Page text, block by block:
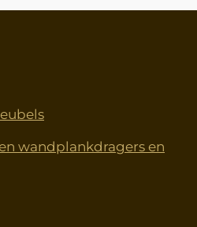
wandplankdragers en